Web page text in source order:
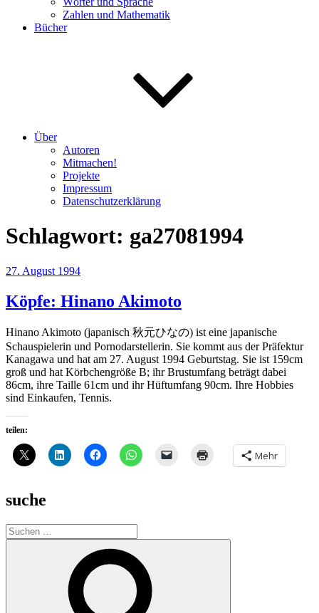
Zahlen und Mathematik
Bücher
Über
Autoren
Mitmachen!
Projekte
Impressum
Datenschutzerklärung
Schlagwort: ga27081994
Veröffentlicht
27. August 1994
Köpfe: Hinano Akimoto
Hinano Akimoto (japanisch 秋元ひなの) ist eine japanische
Schauspielerin und Pornodarstellerin. Sie kommt aus der Präfektur
Kanagawa und hat am 27. August 1994 Geburtstag. Sie ist 159cm
groß und hat Körbchengröße B; ihr Brustumfang beträgt dabei
86cm, ihre Taille 61cm und ihr Hüftumfang 90cm. Ihre Hobbies
sind Einkaufen, Tennis.
teilen:
Mehr
suche
Suche
nach: